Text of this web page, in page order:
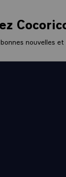
nouvelles